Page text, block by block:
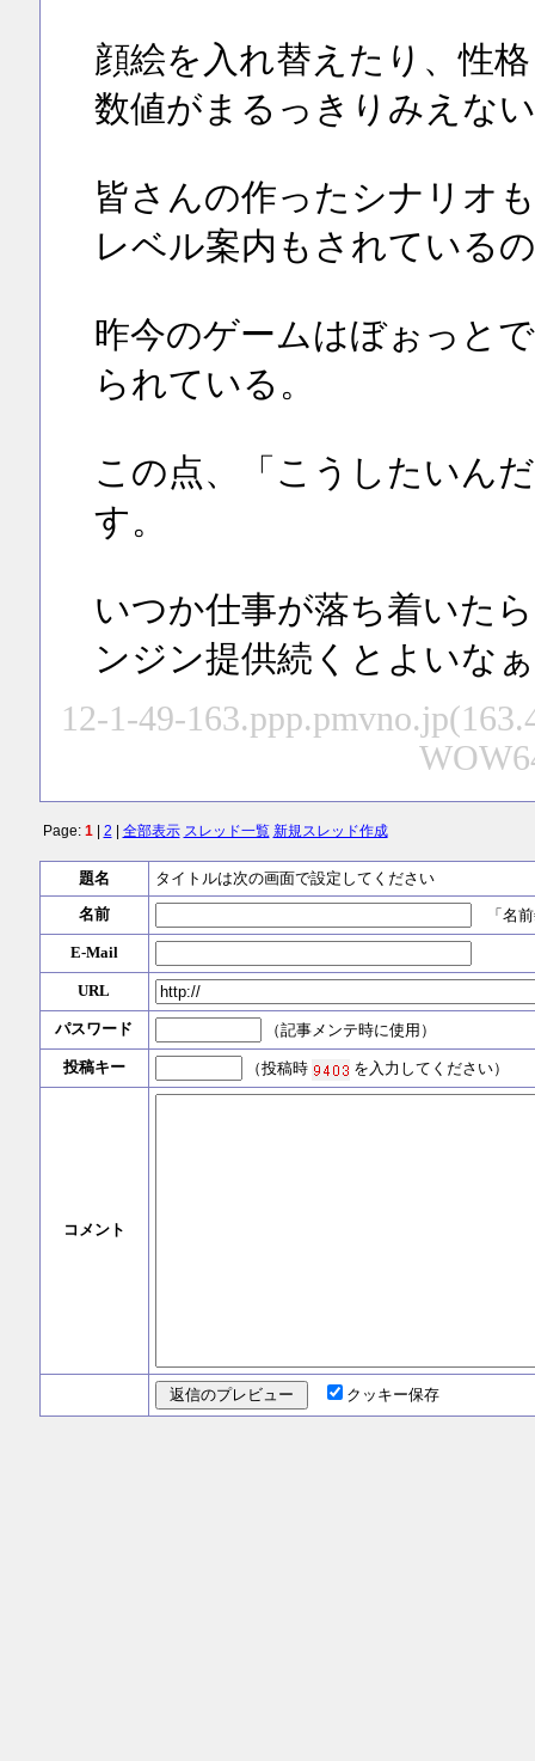
顔絵を入れ替えたり、性
数値がまるっきりみえな
皆さんの作ったシナリオ
レベル案内もされている
昨今のゲームはぼぉっと
られている。
この点、「こうしたいん
す。
いつか仕事が落ち着いた
ンジン提供続くとよいな
12-1-49-
Page: 1| 2 全部表示 スレッド一覧 新規スレッド作成
題名
タイトルは次の画面で設定してください
名前
「名前
E-Mail
URL
パスワード （記事メンテ時に使用）
投稿キー （投稿時 を入力してください）
コメント
クッキー保存